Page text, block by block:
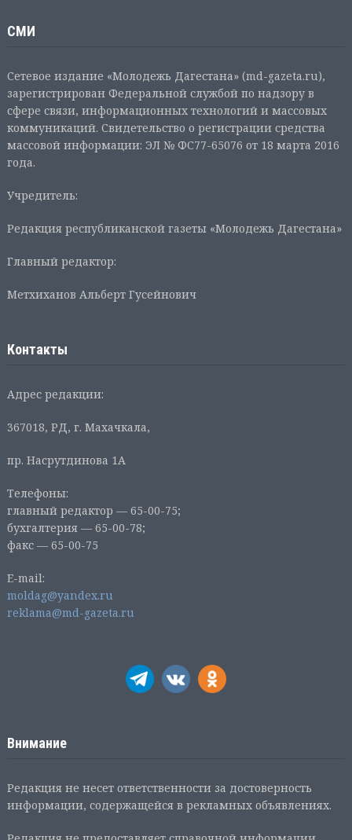
СМИ
Сетевое издание «Молодежь Дагестана» (md-gazeta.ru),
зарегистрирован Федеральной службой по надзору в
сфере связи, информационных технологий и массовых
коммуникаций. Свидетельство о регистрации средства
массовой информации: ЭЛ № ФС77-65076 от 18 марта 2016
года.
Учредитель:
Редакция республиканской газеты «Молодежь Дагестана»
Главный редактор:
Метхиханов Альберт Гусейнович
Контакты
Адрес редакции:
367018, РД, г. Махачкала,
пр. Насрутдинова 1А
Телефоны:
главный редактор — 65-00-75;
бухгалтерия — 65-00-78;
факс — 65-00-75
E-mail:
moldag@yandex.ru
reklama@md-gazeta.ru
Внимание
Редакция не несет ответственности за достоверность
информации, содержащейся в рекламных объявлениях.